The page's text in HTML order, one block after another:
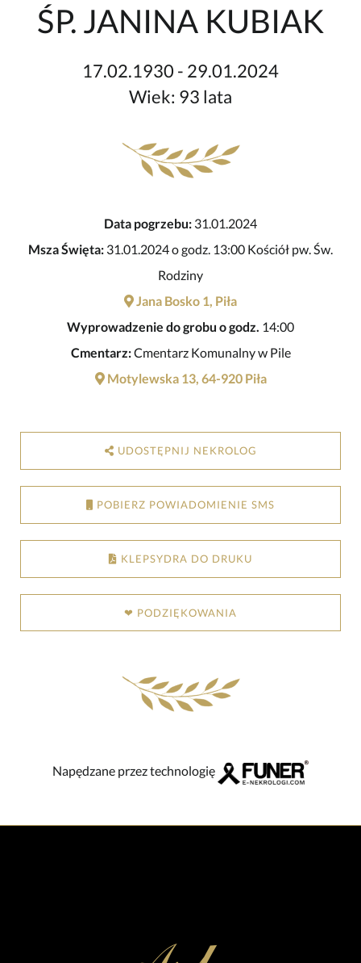
ŚP. JANINA KUBIAK
17.02.1930 - 29.01.2024
Wiek: 93 lata
Data pogrzebu: 31.01.2024
Msza Święta: 31.01.2024 o godz. 13:00 Kościół pw. Św.
Rodziny
Jana Bosko 1, Piła
Wyprowadzenie do grobu o godz. 14:00
Cmentarz:Cmentarz Komunalny w Pile
Motylewska 13, 64-920 Piła
UDOSTĘPNIJ NEKROLOG
POBIERZ POWIADOMIENIE SMS
KLEPSYDRA DO DRUKU
❤ PODZIĘKOWANIA
Napędzane przez technologię